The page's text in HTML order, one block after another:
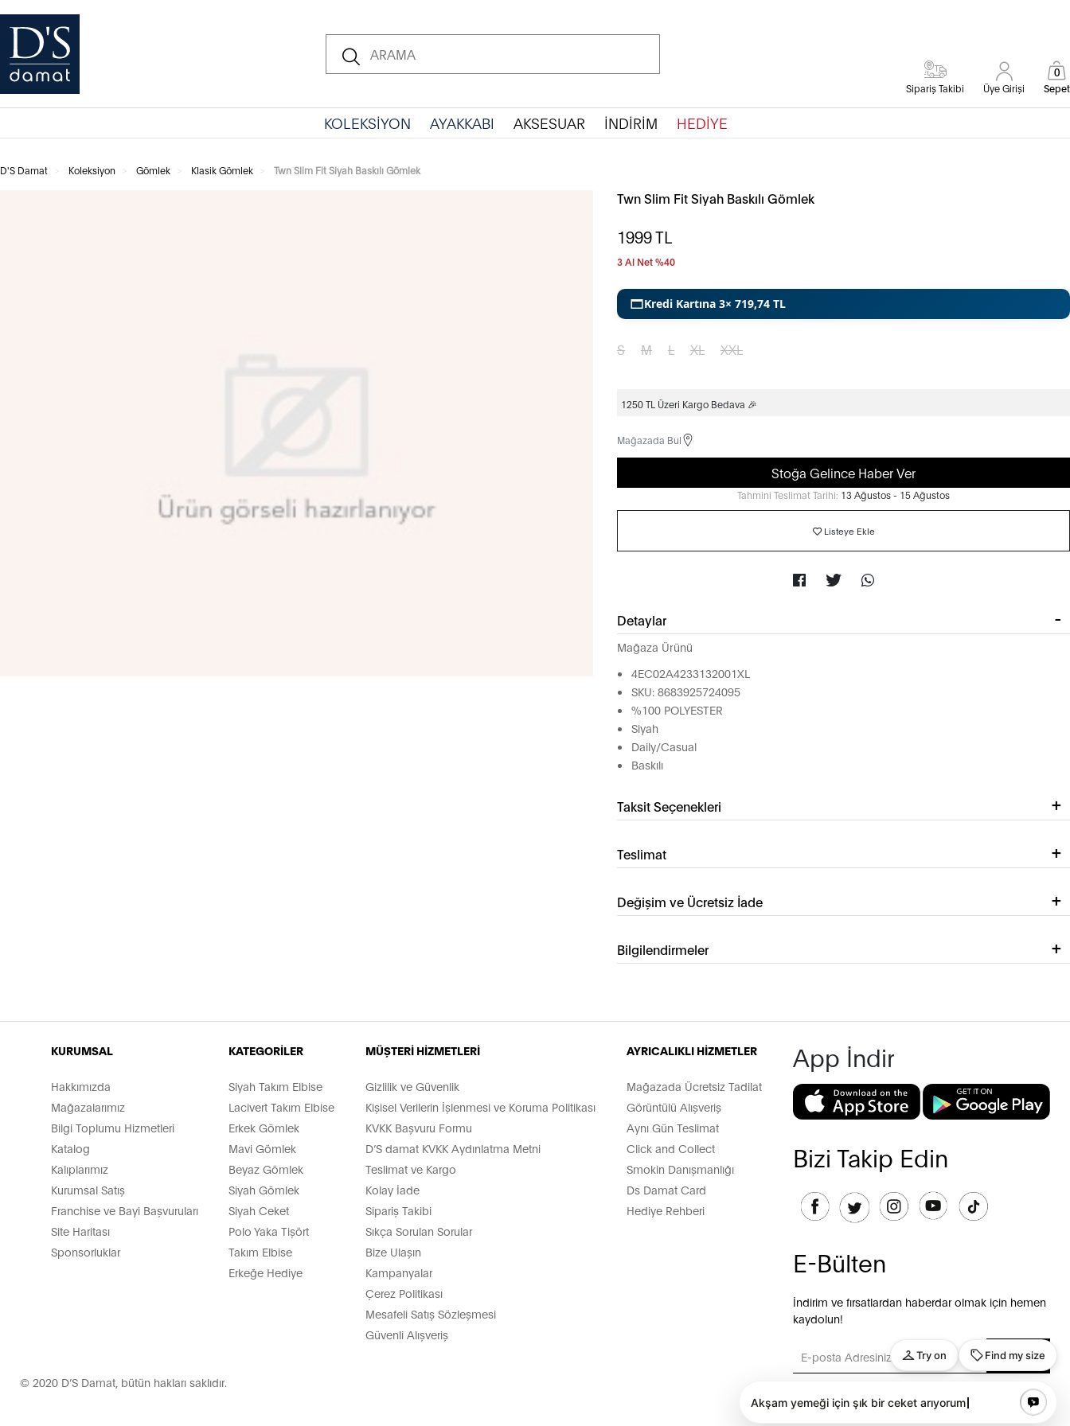
Sipariş Takibi Üye Girişi Sepet
0
KOLEKSİYON AYAKKABI AKSESUAR İNDİRİM HEDİYE
D'S Damat Koleksiyon Gömlek Klasik Gömlek Twn Slim Fit Siyah Baskılı Gömlek
Twn Slim Fit Siyah Baskılı Gömlek
1999TL
3 Al Net %40
Kredi Kartına 3× 719,74 TL
S M L XL XXL
1250 TL Üzeri Kargo Bedava 🎉
Mağazada Bul
Stoğa Gelince Haber Ver
Tahmini Teslimat Tarihi: 13 Ağustos - 15 Ağustos
Listeye Ekle
Detaylar
Mağaza Ürünü
4EC02A4233132001XL
SKU: 8683925724095
%100 POLYESTER
Siyah
Daily/Casual
Baskılı
Taksit Seçenekleri
Teslimat
Değişim ve Ücretsiz İade
Bilgilendirmeler
KURUMSAL
Hakkımızda
Mağazalarımız
Bilgi Toplumu Hizmetleri
Katalog
Kalıplarımız
Kurumsal Satış
Franchise ve Bayi Başvuruları
Site Haritası
Sponsorluklar
KATEGORİLER
Siyah Takım Elbise
Lacivert Takım Elbise
Erkek Gömlek
Mavi Gömlek
Beyaz Gömlek
Siyah Gömlek
Siyah Ceket
Polo Yaka Tişört
Takım Elbise
Erkeğe Hediye
MÜŞTERİ HİZMETLERİ
Gizlilik ve Güvenlik
Kişisel Verilerin İşlenmesi ve Koruma Politikası
KVKK Başvuru Formu
D’S damat KVKK Aydınlatma Metni
Teslimat ve Kargo
Kolay İade
Sipariş Takibi
Sıkça Sorulan Sorular
Bize Ulaşın
Kampanyalar
Çerez Politikası
Mesafeli Satış Sözleşmesi
Güvenli Alışveriş
AYRICALIKLI HİZMETLER
Mağazada Ücretsiz Tadilat
Görüntülü Alışveriş
Aynı Gün Teslimat
Click and Collect
Smokin Danışmanlığı
Ds Damat Card
Hediye Rehberi
App İndir
Bizi Takip Edin
E-Bülten
İndirim ve fırsatlardan haberdar olmak için hemen
kaydolun!
GÖNDER
© 2020 D’S Damat, bütün hakları saklıdır.